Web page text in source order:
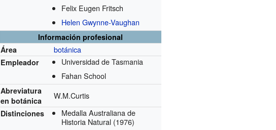
Felix Eugen Fritsch
Helen Gwynne-Vaughan
Información profesional
Área
botánica
Empleador
Universidad de Tasmania
Fahan School
Abreviatura
en botánica
W.M.Curtis
Distinciones
Medalla Australiana de
Historia Natural (1976)